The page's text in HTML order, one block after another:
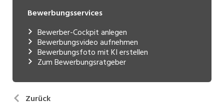
Bewerbungsservices
Bewerber-Cockpit anlegen
Bewerbungsvideo aufnehmen
Bewerbungsfoto mit KI erstellen
Zum Bewerbungsratgeber
Zurück